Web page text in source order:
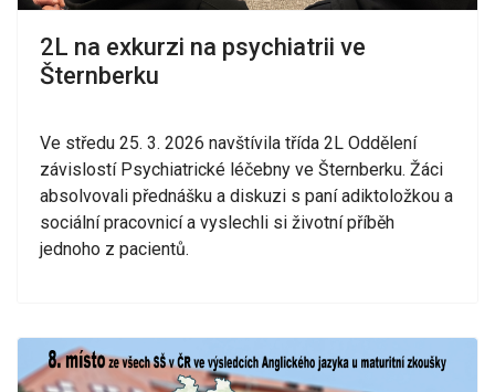
2L na exkurzi na psychiatrii ve
Šternberku
Ve středu 25. 3. 2026 navštívila třída 2L Oddělení
závislostí Psychiatrické léčebny ve Šternberku. Žáci
absolvovali přednášku a diskuzi s paní adiktoložkou a
sociální pracovnicí a vyslechli si životní příběh
jednoho z pacientů.